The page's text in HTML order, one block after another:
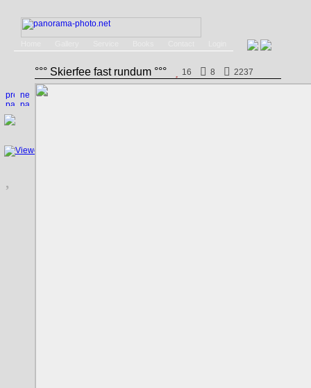
°°° Skierfee fast rundum °°° 16 8 2237